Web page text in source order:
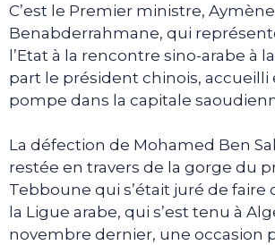
C’est le Premier ministre, Aymène
Benabderrahmane, qui
l’Etat à la rencontre sino-arabe à
part le président chinois, accueilli
pompe dans la capitale
La défection de Mohamed Ben
restée en travers de la gorge du
Tebboune qui s’était juré de faire
la Ligue arabe, qui s’est tenu à
novembre dernier, une occasion